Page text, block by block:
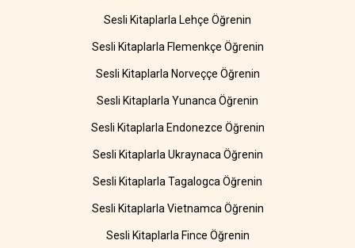
Sesli Kitaplarla Lehçe Öğrenin
Sesli Kitaplarla Flemenkçe Öğrenin
Sesli Kitaplarla Norveççe Öğrenin
Sesli Kitaplarla Yunanca Öğrenin
Sesli Kitaplarla Endonezce Öğrenin
Sesli Kitaplarla Ukraynaca Öğrenin
Sesli Kitaplarla Tagalogca Öğrenin
Sesli Kitaplarla Vietnamca Öğrenin
Sesli Kitaplarla Fince Öğrenin